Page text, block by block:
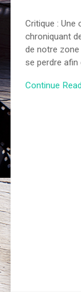
Critique : Une
chroniquant
de notre
se perdre afin
Continue